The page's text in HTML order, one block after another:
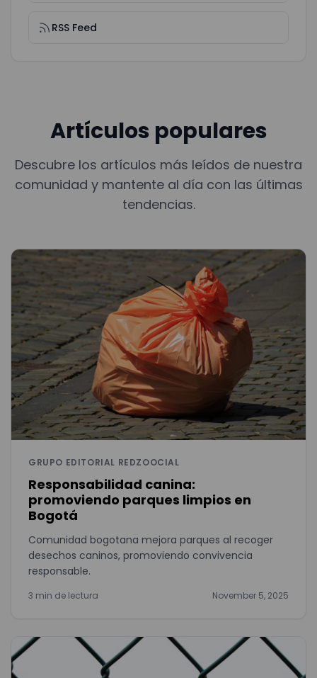
RSS Feed
Artículos populares
Descubre los artículos más leídos de nuestra
comunidad y mantente al día con las últimas
tendencias.
GRUPO EDITORIAL REDZOOCIAL
Responsabilidad canina:
promoviendo parques limpios en
Bogotá
Comunidad bogotana mejora parques al recoger
desechos caninos, promoviendo convivencia
responsable.
3 min de lectura November 5, 2025